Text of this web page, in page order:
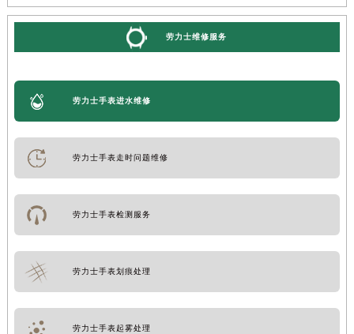
劳力士维修服务
劳力士手表进水维修
劳力士手表走时问题维修
劳力士手表检测服务
劳力士手表划痕处理
劳力士手表起雾处理